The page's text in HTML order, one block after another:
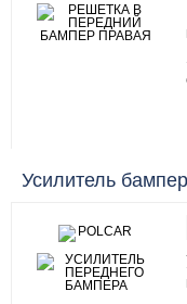
Усилитель